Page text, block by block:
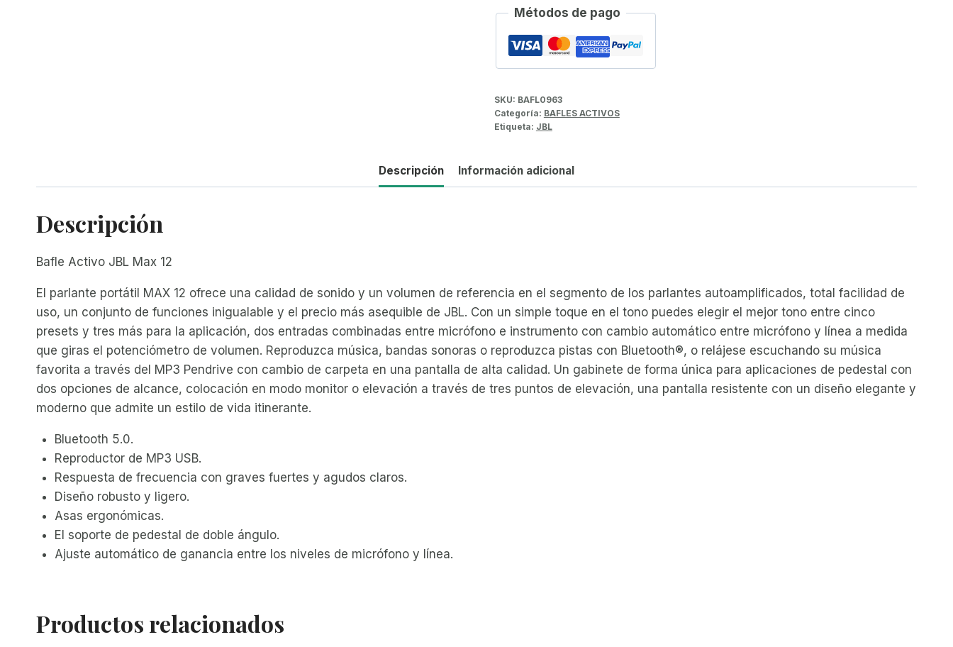
Métodos de pago
SKU: BAFL0963
Categoría: BAFLES ACTIVOS
Etiqueta: JBL
Descripción Información adicional
Descripción
Bafle Activo JBL Max 12
El parlante portátil MAX 12 ofrece una calidad de sonido y un volumen de referencia en el segmento de los parlantes autoamplificados, total facilidad de
uso, un conjunto de funciones inigualable y el precio más asequible de JBL. Con un simple toque en el tono puedes elegir el mejor tono entre cinco
presets y tres más para la aplicación, dos entradas combinadas entre micrófono e instrumento con cambio automático entre micrófono y línea a medida
que giras el potenciómetro de volumen. Reproduzca música, bandas sonoras o reproduzca pistas con Bluetooth®, o relájese escuchando su música
favorita a través del MP3 Pendrive con cambio de carpeta en una pantalla de alta calidad. Un gabinete de forma única para aplicaciones de pedestal con
dos opciones de alcance, colocación en modo monitor o elevación a través de tres puntos de elevación, una pantalla resistente con un diseño elegante y
moderno que admite un estilo de vida itinerante.
Bluetooth 5.0.
Reproductor de MP3 USB.
Respuesta de frecuencia con graves fuertes y agudos claros.
Diseño robusto y ligero.
Asas ergonómicas.
El soporte de pedestal de doble ángulo.
Ajuste automático de ganancia entre los niveles de micrófono y línea.
Productos relacionados